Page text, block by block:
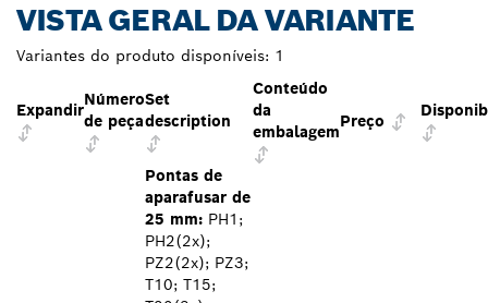
VISTA GERAL DA VARIANTE
Variantes do produto disponíveis: 1
Expandir
Número
de peça
Set
description
Conteúdo
da
embalagem
Preço
Pontas de
aparafusar de
25 mm: PH1;
PH2(2x);
PZ2(2x); PZ3;
T10; T15;